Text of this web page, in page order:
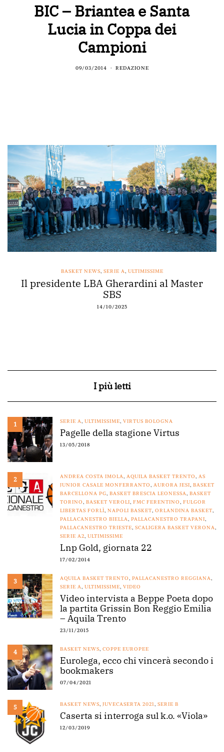
BIC – Briantea e Santa
Lucia in Coppa dei
Campioni
09/03/2014 REDAZIONE
BASKET NEWS, SERIE A, ULTIMISSIME
Il presidente LBA Gherardini al Master
SBS
14/10/2025
I più letti
1 SERIE A, ULTIMISSIME, VIRTUS BOLOGNA
Pagelle della stagione Virtus
13/05/2018
2 ANDREA COSTA IMOLA, AQUILA BASKET TRENTO, AS
JUNIOR CASALE MONFERRANTO, AURORA JESI, BASKET
BARCELLONA PG, BASKET BRESCIA LEONESSA, BASKET
TORINO, BASKET VEROLI, FMC FERENTINO, FULGOR
LIBERTAS FORLÌ, NAPOLI BASKET, ORLANDINA BASKET,
PALLACANESTRO BIELLA, PALLACANESTRO TRAPANI,
PALLACANESTRO TRIESTE, SCALIGERA BASKET VERONA,
SERIE A2, ULTIMISSIME
Lnp Gold, giornata 22
17/02/2014
3 AQUILA BASKET TRENTO, PALLACANESTRO REGGIANA,
SERIE A, ULTIMISSIME, VIDEO
Video intervista a Beppe Poeta dopo
la partita Grissin Bon Reggio Emilia
– Aquila Trento
23/11/2015
4 BASKET NEWS, COPPE EUROPEE
Eurolega, ecco chi vincerà secondo i
bookmakers
07/04/2021
5 BASKET NEWS, JUVECASERTA 2021, SERIE B
Caserta si interroga sul k.o. «Viola»
12/03/2019